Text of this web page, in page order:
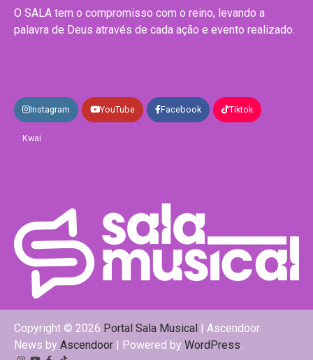
O SALA tem o compromisso com o reino, levando a
palavra de Deus através de cada ação e evento realizado.
Instagram YouTube Facebook Tiktok
Kwai
Copyright © 2026 Portal Sala Musical | Ascendoor
News by Ascendoor | Powered by WordPress.